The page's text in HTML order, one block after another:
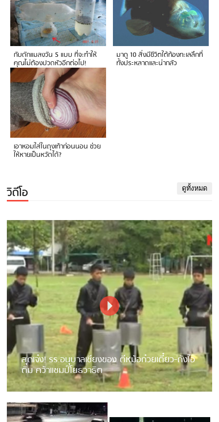
กับดักแมลงวัน 5 แบบ ที่จะทำให้
คุณไม่ต้องปวดหัวอีกต่อไป!
มาดู 10 สิ่งมีชีวิตใต้ท้องทะเลลึกที่
ทั้งประหลาดและน่ากลัว
เอาหอมใส่ในถุงเท้าก่อนนอน ช่วย
ให้หายเป็นหวัดได้?
วิดีโอ ดูทั้งหมด
สุดเจ๋ง! รร.อนุบาลเชียงของ ตีหม้อก๋วยเตี๋ยว-ถังไอ
ติม คว้าแชมป์โยธวาธิต